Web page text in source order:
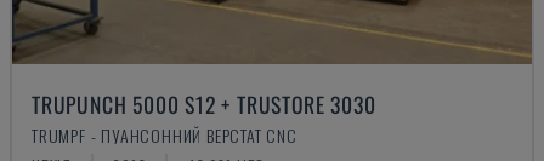
TRUPUNCH 5000 S12 + TRUSTORE 3030
TRUMPF - ПУАНСОННИЙ ВЕРСТАТ CNC